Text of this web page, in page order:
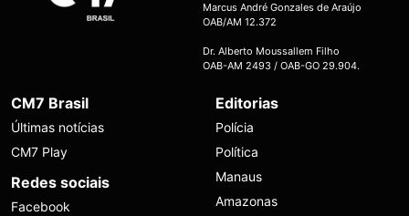
Marcus André Gonzales de Araújo
OAB/AM 12.372
Dr. Alberto Moussallem Filho
OAB-AM 2493 / OAB-GO 29.904.
CM7 Brasil
Últimas notícias
CM7 Play
Redes sociais
Facebook
Editorias
Polícia
Política
Manaus
Amazonas